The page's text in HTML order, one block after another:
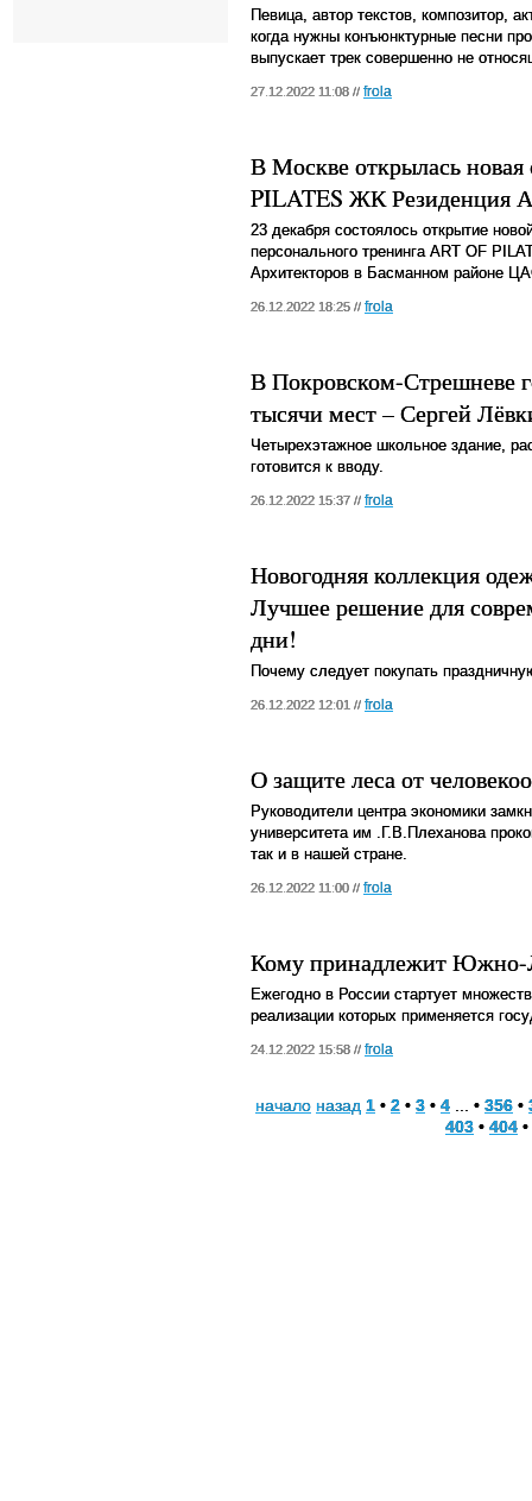
Певица, автор текстов, композитор,
когда нужны конъюнктурные песни
выпускает трек совершенно не
27.12.2022 11:08 // frola
В Москве открылась новая
PILATES ЖК Резиденция
23 декабря состоялось открытие
персонального тренинга ART OF
Архитекторов в Басманном районе
26.12.2022 18:25 // frola
В Покровском-Стрешневе
тысячи мест – Сергей
Четырехэтажное школьное здание,
готовится к вводу.
26.12.2022 15:37 // frola
Новогодняя коллекция
Лучшее решение для
дни!
Почему следует покупать
26.12.2022 12:01 // frola
О защите леса от
Руководители центра экономики
университета им .Г.В.Плеханова
так и в нашей стране.
26.12.2022 11:00 // frola
Кому принадлежит Южно-
Ежегодно в России стартует
реализации которых применяется
24.12.2022 15:58 // frola
начало назад 1 • 2 • 3 • 4 ... • 356 •
403 • 404 •